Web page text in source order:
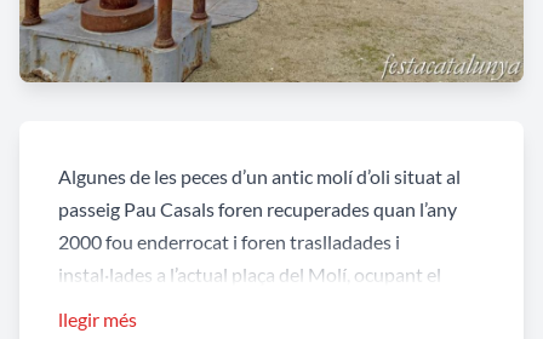
Algunes de les peces d’un antic molí d’oli situat al
passeig Pau Casals foren recuperades quan l’any
2000 fou enderrocat i foren traslladades i
instal·lades a l’actual plaça del Molí, ocupant el
llegir més